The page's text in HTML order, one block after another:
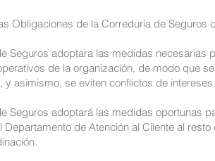
Obligaciones de la Correduría de Seguros
Seguros adoptara las medidas necesarias
de la organización, de modo que
y asimismo, se eviten conflictos de intereses.
Seguros adoptará las medidas oportunas
Departamento de Atención al Cliente al